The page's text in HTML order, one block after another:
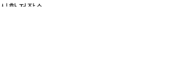
시황 저장소